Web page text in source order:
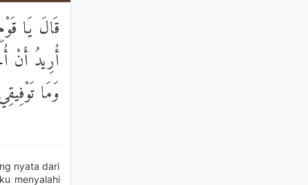
قَالَ يَا
أُرِيدُ أَنْ
وَمَا
nyata dari
menyalahi